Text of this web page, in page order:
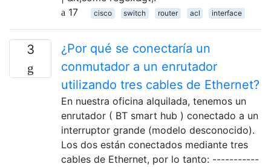
17
cisco switch router acl interface
3
¿Por qué se conectaría un
conmutador a un enrutador
utilizando tres cables de Ethernet?
En nuestra oficina alquilada, tenemos un
enrutador ( BT smart hub ) conectado a un
interruptor grande (modelo desconocido).
Los dos están conectados mediante tres
cables de Ethernet, por lo tanto: -----------